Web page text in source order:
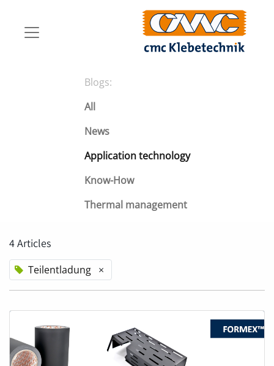
Blogs:
All
News
Application technology
Know-How
Thermal management
4 Articles
Teilentladung ×